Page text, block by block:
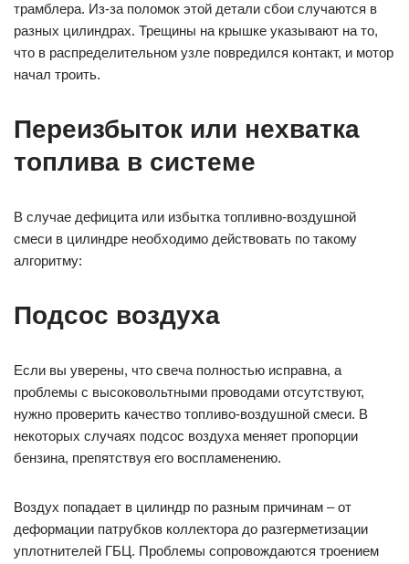
трамблера. Из-за поломок этой детали сбои случаются в
разных цилиндрах. Трещины на крышке указывают на то,
что в распределительном узле повредился контакт, и мотор
начал троить.
Переизбыток или нехватка
топлива в системе
В случае дефицита или избытка топливно-воздушной
смеси в цилиндре необходимо действовать по такому
алгоритму:
Подсос воздуха
Если вы уверены, что свеча полностью исправна, а
проблемы с высоковольтными проводами отсутствуют,
нужно проверить качество топливо-воздушной смеси. В
некоторых случаях подсос воздуха меняет пропорции
бензина, препятствуя его воспламенению.
Воздух попадает в цилиндр по разным причинам – от
деформации патрубков коллектора до разгерметизации
уплотнителей ГБЦ. Проблемы сопровождаются троением